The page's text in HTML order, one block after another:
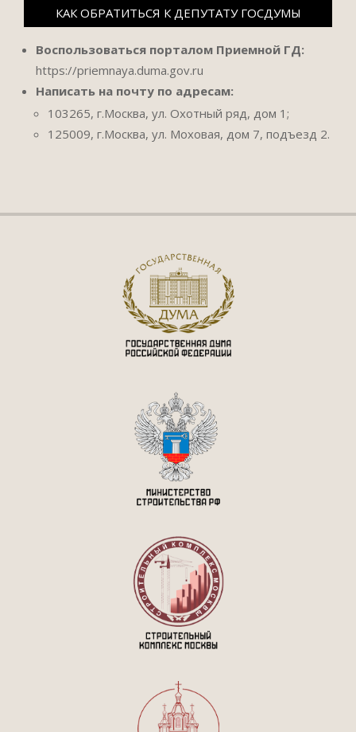
КАК ОБРАТИТЬСЯ К ДЕПУТАТУ ГОСДУМЫ
Воспользоваться порталом Приемной ГД:
https://priemnaya.duma.gov.ru
Написать на почту по адресам:
103265, г.Москва, ул. Охотный ряд, дом 1;
125009, г.Москва, ул. Моховая, дом 7, подъезд 2.